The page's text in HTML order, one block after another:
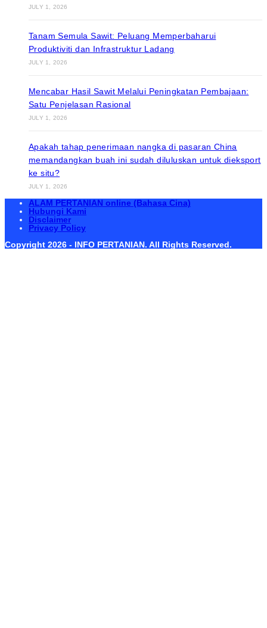
JULY 1, 2026
Tanam Semula Sawit: Peluang Memperbaharui
Produktiviti dan Infrastruktur Ladang
JULY 1, 2026
Mencabar Hasil Sawit Melalui Peningkatan Pembajaan:
Satu Penjelasan Rasional
JULY 1, 2026
Apakah tahap penerimaan nangka di pasaran China
memandangkan buah ini sudah diluluskan untuk dieksport
ke situ?
JULY 1, 2026
ALAM PERTANIAN online (Bahasa Cina)
Hubungi Kami
Disclaimer
Privacy Policy
Copyright 2026 - INFO PERTANIAN. All Rights Reserved.